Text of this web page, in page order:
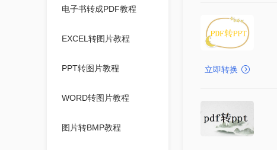
电子书转成PDF教程
EXCEL转图片教程
PPT转图片教程
WORD转图片教程
图片转BMP教程
立即转换